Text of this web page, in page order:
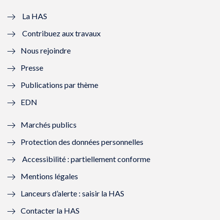
l
l
f
n
ê
t
r
e
e
e
n
ê
r
ê
t
e
ê
La HAS
Contribuez aux travaux
Nous rejoindre
Presse
Publications par thème
EDN
Marchés publics
Protection des données personnelles
Accessibilité : partiellement conforme
Mentions légales
Lanceurs d’alerte : saisir la HAS
Contacter la HAS